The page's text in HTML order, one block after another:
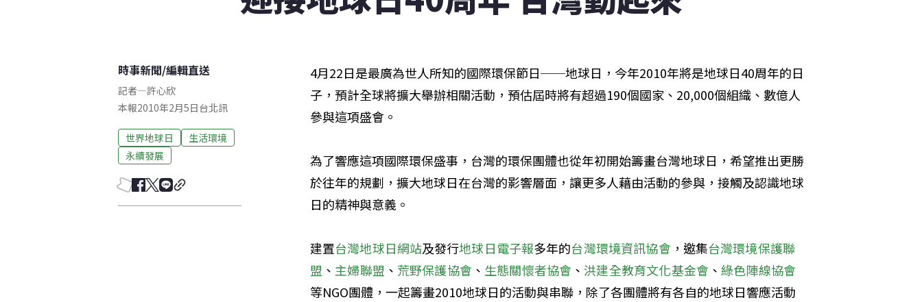
時事新聞/編輯直送
記者—許心欣
本報2010年2月5日台北訊
世界地球日
生活環境
永續發展
4月22日是最廣為世人所知的國際環保節日──地球日，今年2010年將是地球日40周年的日
子，預計全球將擴大舉辦相關活動，預估屆時將有超過190個國家、20,000個組織、數億人
參與這項盛會。
為了響應這項國際環保盛事，台灣的環保團體也從年初開始籌畫台灣地球日，希望推出更勝
於往年的規劃，擴大地球日在台灣的影響層面，讓更多人藉由活動的參與，接觸及認識地球
日的精神與意義。
建置台灣地球日網站及發行地球日電子報多年的台灣環境資訊協會，邀集台灣環境保護聯
盟 、主婦聯盟 、 荒野保護協會 、 生態關懷者協會 、洪建全教育文化基金會 、綠色陣線協會
等NGO團體，一起籌畫2010地球日的活動與串聯，除了各團體將有各自的地球日響應活動